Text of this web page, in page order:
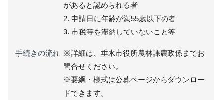
があると認められる者
2. 申請日に年齢が満55歳以下の者
3. 市税等を滞納していないこと等
手続きの流れ ※詳細は、垂水市役所農林課農政係までお
問合せください。
※要綱・様式は公募ページからダウンロー
ドできます。